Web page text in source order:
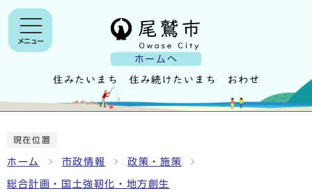
ホームへ
メニュー
現在位置
ホーム 市政情報 政策・施策
総合計画・国土強靭化・地方創生